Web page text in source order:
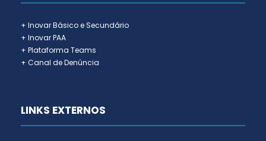
+ Inovar Básico e Secundário
+ Inovar PAA
+ Plataforma Teams
+ Canal de Denúncia
LINKS EXTERNOS